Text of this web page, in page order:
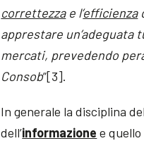
correttezzae l’efficienza
apprestare
mercati, prevedendo
Consob”[3].
In generale la disciplina
dell’informazione e quello